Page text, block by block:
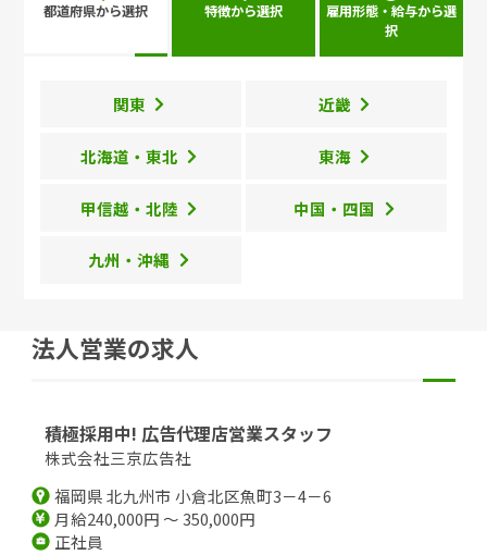
都道府県から選択
関東 近畿
北海道・東北 東海
甲信越・北陸 中国・四国
九州・沖縄
雇用形態・給与から選
択
特徴から選択
法人営業の求人
積極採用中! 広告代理店営業スタッフ
株式会社三京広告社
福岡県 北九州市 小倉北区魚町3－4－6
月給240,000円 ～ 350,000円
正社員